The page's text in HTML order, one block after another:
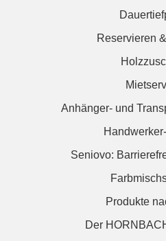
Reservieren
Anhänger- und
Seniovo:
Produkte
Der